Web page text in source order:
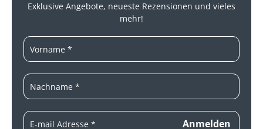
Exklusive Angebote, neueste Rezensionen und vieles
mehr!